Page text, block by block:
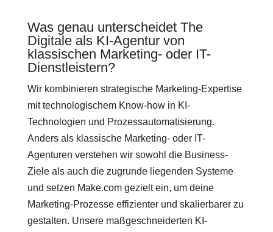
Was genau unterscheidet The
Digitale als KI-Agentur von
klassischen Marketing- oder IT-
Dienstleistern?
Wir kombinieren strategische Marketing-Expertise
mit technologischem Know-how in KI-
Technologien und Prozessautomatisierung.
Anders als klassische Marketing- oder IT-
Agenturen verstehen wir sowohl die Business-
Ziele als auch die zugrunde liegenden Systeme
und setzen Make.com gezielt ein, um deine
Marketing-Prozesse effizienter und skalierbarer zu
gestalten. Unsere maßgeschneiderten KI-